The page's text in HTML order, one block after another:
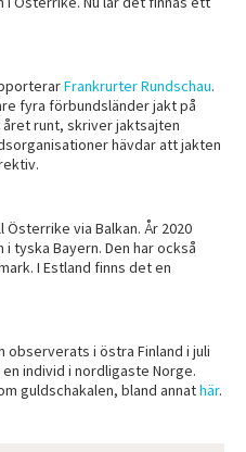
Frankrurter Rundschau.
fyra förbundsländer jakt på
runt, skriver jaktsajten
hävdar att jakten
via Balkan. År 2020
tyska Bayern. Den har också
I Estland finns det en
observerats i östra Finland i juli
individ i nordligaste Norge.
guldschakalen, bland annathär.